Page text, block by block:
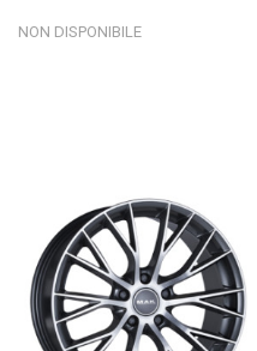
NON DISPONIBILE